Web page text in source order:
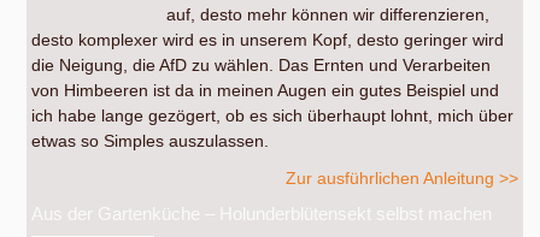
auf, desto mehr können wir differenzieren,
desto komplexer wird es in unserem Kopf, desto geringer wird
die Neigung, die AfD zu wählen. Das Ernten und Verarbeiten
von Himbeeren ist da in meinen Augen ein gutes Beispiel und
ich habe lange gezögert, ob es sich überhaupt lohnt, mich über
etwas so Simples auszulassen.
Zur ausführlichen Anleitung >>
Aus der Gartenküche – Holunderblütensekt selbst machen